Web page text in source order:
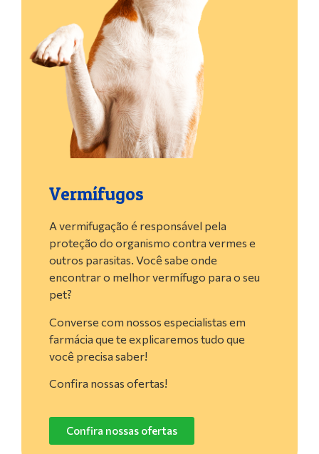
Vermífugos
A vermifugação é responsável pela
proteção do organismo contra vermes e
outros parasitas. Você sabe onde
encontrar o melhor vermífugo para o seu
pet?
Converse com nossos especialistas em
farmácia que te explicaremos tudo que
você precisa saber!
Confira nossas ofertas!
Confira nossas ofertas